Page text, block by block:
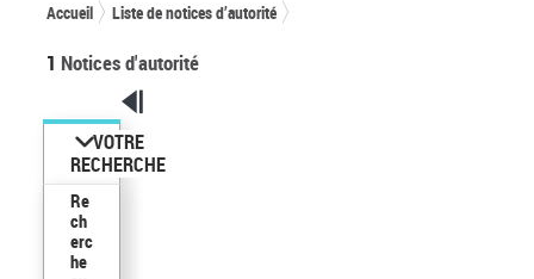
Accueil Liste de notices d’autorité
1 Notices d'autorité
VOTRE
RECHERCHE
Re
ch
erc
he